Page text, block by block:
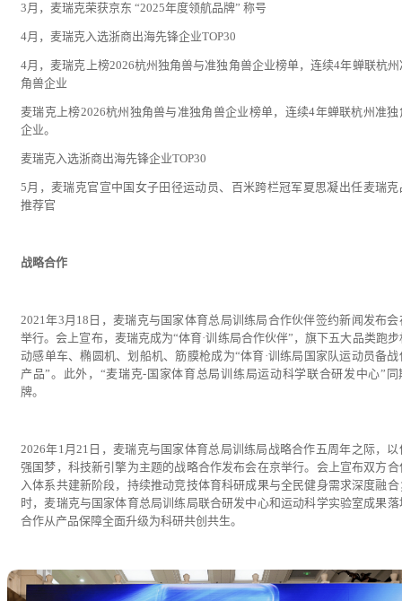
3月，麦瑞克荣获京东 “2025年度领航品牌” 称号
4月，麦瑞克入选浙商出海先锋企业TOP30
4月，麦瑞克上榜2026杭州独角兽与准独角兽企业榜单，连续4年蝉联杭州
角兽企业
麦瑞克上榜2026杭州独角兽与准独角兽企业榜单，连续4年蝉联杭州准独
企业。
麦瑞克入选浙商出海先锋企业TOP30
5月，麦瑞克官宣中国女子田径运动员、百米跨栏冠军夏思凝出任麦瑞克
推荐官
战略合作
2021年3月18日，麦瑞克与国家体育总局训练局合作伙伴签约新闻发布会
举行。会上宣布，麦瑞克成为“体育·训练局合作伙伴”，旗下五大品类跑步
动感单车、椭圆机、划船机、筋膜枪成为“体育·训练局国家队运动员备战
产品”。此外，“麦瑞克-国家体育总局训练局运动科学联合研发中心”同
牌。
2026年1月21日，麦瑞克与国家体育总局训练局战略合作五周年之际，以
强国梦，科技新引擎为主题的战略合作发布会在京举行。会上宣布双方合
入体系共建新阶段，持续推动竞技体育科研成果与全民健身需求深度融合
时，麦瑞克与国家体育总局训练局联合研发中心和运动科学实验室成果落
合作从产品保障全面升级为科研共创共生。